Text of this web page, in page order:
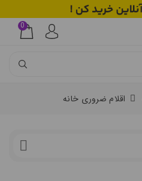
0
اقلام ضروری خانه